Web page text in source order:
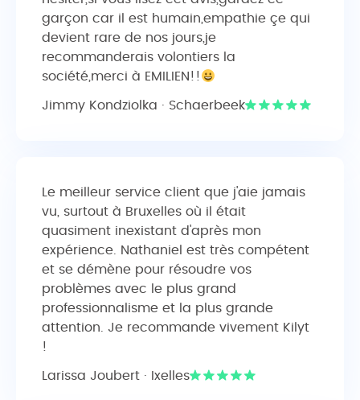
garçon car il est humain,empathie çe qui
devient rare de nos jours,je
recommanderais volontiers la
société,merci à EMILIEN!!
Jimmy Kondziolka · Schaerbeek
Le meilleur service client que j'aie jamais
vu, surtout à Bruxelles où il était
quasiment inexistant d'après mon
expérience. Nathaniel est très compétent
et se démène pour résoudre vos
problèmes avec le plus grand
professionnalisme et la plus grande
attention. Je recommande vivement Kilyt
!
Larissa Joubert · Ixelles